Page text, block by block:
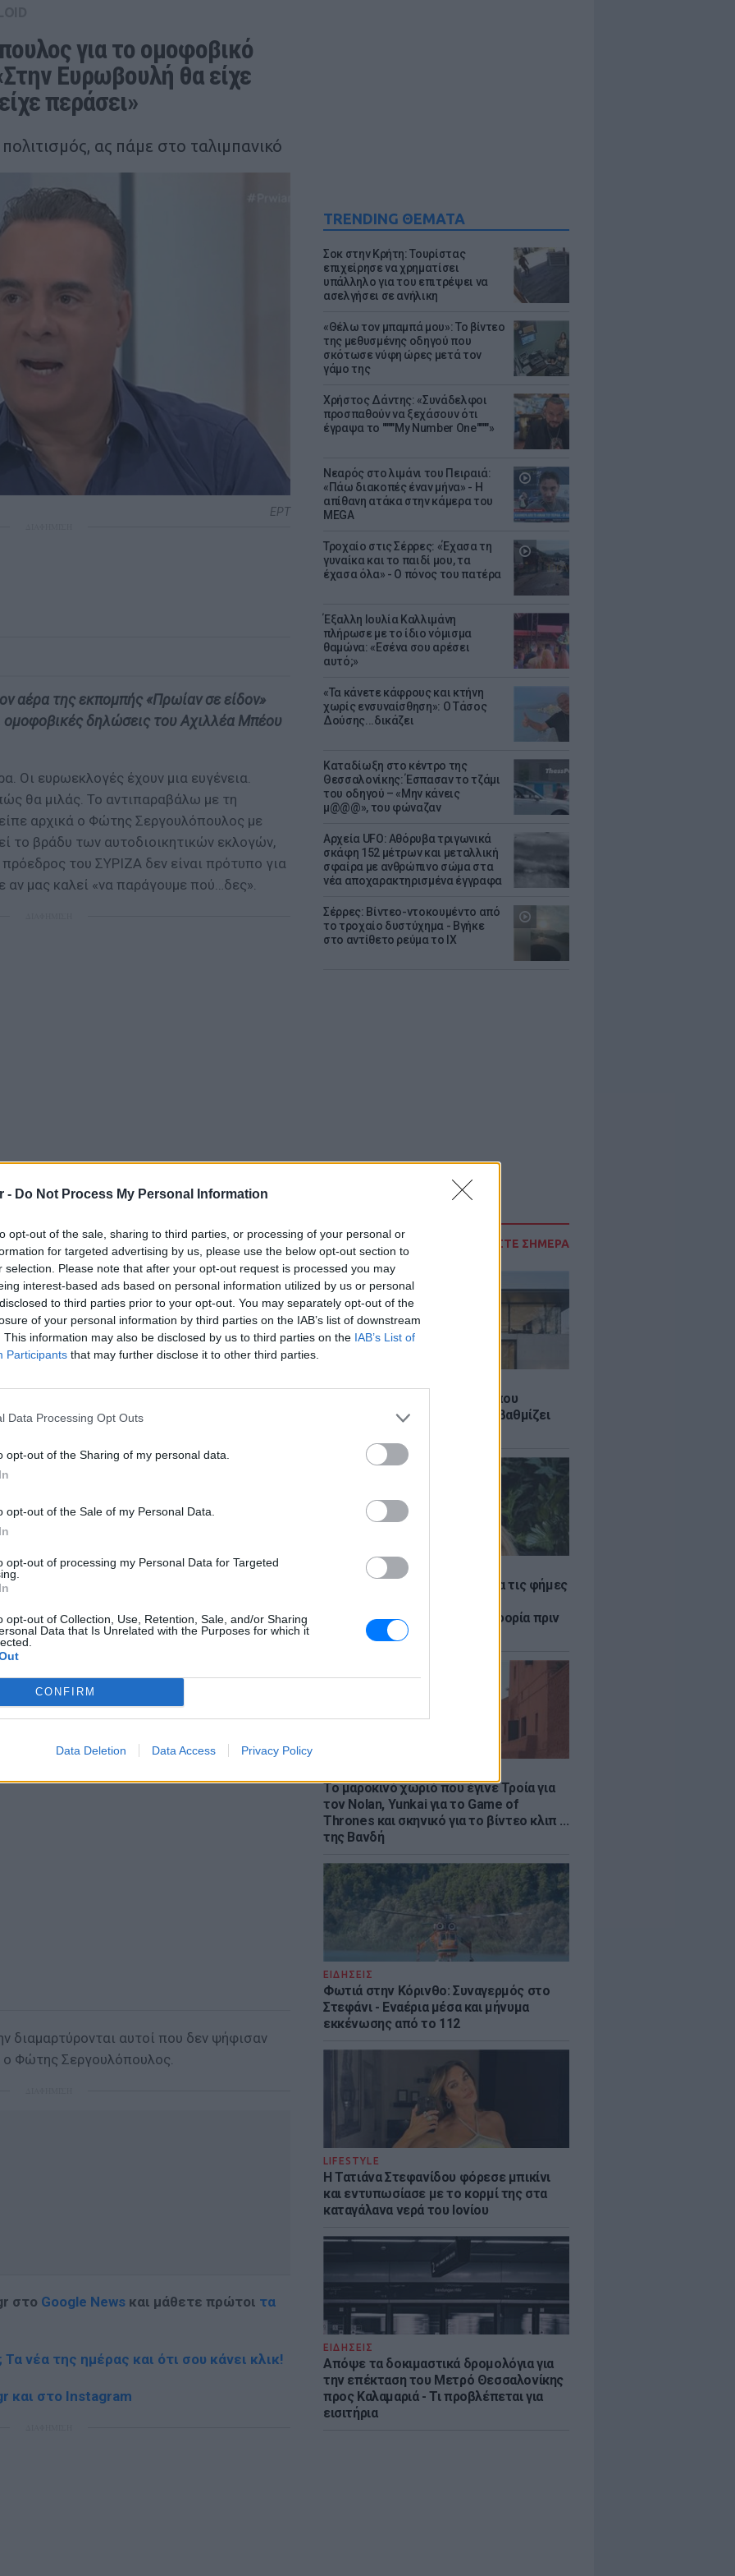
- Do Not Process My Personal Information
opt-out of the sale, sharing to third parties, or processing of your personal or
for targeted advertising by us, please use the below opt-out section to
selection. Please note that after your opt-out request is processed you may
interest-based ads based on personal information utilized by us or personal
to third parties prior to your opt-out. You may separately opt-out of the
of your personal information by third parties on the IAB’s list of downstream
This information may also be disclosed by us to third parties on the IAB’s List of
Participants that may further disclose it to other third parties.
Data Processing Opt Outs
opt-out of the Sharing of my personal data.
opt-out of the Sale of my Personal Data.
opt-out of processing my Personal Data for Targeted
opt-out of Collection, Use, Retention, Sale, and/or Sharing
Data that Is Unrelated with the Purposes for which it
CONFIRM
Data Deletion Data Access Privacy Policy
TRENDING ΘΕΜΑΤΑ
Σοκ στην Κρήτη: Τουρίστας
επιχείρησε να χρηματίσει
υπάλληλο για του επιτρέψει να
ασελγήσει σε ανήλικη
«Θέλω τον μπαμπά μου»: Το βίντεο
της μεθυσμένης οδηγού που
σκότωσε νύφη ώρες μετά τον
γάμο της
Χρήστος Δάντης: «Συνάδελφοι
προσπαθούν να ξεχάσουν ότι
έγραψα το """"My Number One""""»
Νεαρός στο λιμάνι του Πειραιά:
«Πάω διακοπές έναν μήνα» - Η
απίθανη ατάκα στην κάμερα του
MEGA
Τροχαίο στις Σέρρες: «Έχασα τη
γυναίκα και το παιδί μου, τα
έχασα όλα» - Ο πόνος του πατέρα
Έξαλλη Ιουλία Καλλιμάνη
πλήρωσε με το ίδιο νόμισμα
θαμώνα: «Εσένα σου αρέσει
αυτό;»
«Τα κάνετε κάφρους και κτήνη
χωρίς ενσυναίσθηση»: Ο Τάσος
Δούσης...δικάζει
Καταδίωξη στο κέντρο της
Θεσσαλονίκης: Έσπασαν το τζάμι
του οδηγού – «Μην κάνεις
μ@@@», του φώναζαν
Αρχεία UFO: Αθόρυβα τριγωνικά
σκάφη 152 μέτρων και μεταλλική
σφαίρα με ανθρώπινο σώμα στα
νέα αποχαρακτηρισμένα έγγραφα
Σέρρες: Βίντεο-ντοκουμέντο από
το τροχαίο δυστύχημα - Βγήκε
στο αντίθετο ρεύμα το ΙΧ
ΔΙΑΒΑΣΤΕ ΣΗΜΕΡΑ
Θερμοπλαστική: Καινοτομία που
εξοικονομεί ενέργεια και αναβαθμίζει
LIFESTYLE
Η Ελένη Βουλγαράκη ξεσπά για τις φήμες
«Διασταυρώστε καμία πληροφορία πριν
εκτοξεύσετε τη βλακεία σας»
Το μαροκινό χωριό που έγινε Τροία για
τον Nolan, Yunkai για το Game of
Thrones και σκηνικό για το βίντεο κλιπ ...
της Βανδή
ΕΙΔΗΣΕΙΣ
Φωτιά στην Κόρινθο: Συναγερμός στο
Στεφάνι - Εναέρια μέσα και μήνυμα
εκκένωσης από το 112
LIFESTYLE
Η Τατιάνα Στεφανίδου φόρεσε μπικίνι
και εντυπωσίασε με το κορμί της στα
καταγάλανα νερά του Ιονίου
ΕΙΔΗΣΕΙΣ
Απόψε τα δοκιμαστικά δρομολόγια για
την επέκταση του Μετρό Θεσσαλονίκης
προς Καλαμαριά - Τι προβλέπεται για
εισιτήρια
για το ομοφοβικό
Ευρωβουλή θα είχε
περάσει»
ας πάμε στο ταλιμπανικό
ΕΡΤ
αέρα της εκπομπής «Πρωίαν σε είδον»
ομοφοβικές δηλώσεις του Αχιλλέα Μπέου
Οι ευρωεκλογές έχουν μια ευγένεια.
θα μιλάς. Το αντιπαραβάλω με τη
αρχικά ο Φώτης Σεργουλόπουλος με
το βράδυ των αυτοδιοικητικών εκλογών,
του ΣΥΡΙΖΑ δεν είναι πρότυπο για
αν μας καλεί «να παράγουμε πού…δες».
δεν θα είχε περάσει. Εάν δεν μας
Δύση, γιατί ανήκουμε στη Δύση, ας πάμε
εδώ, όσοι θέλουν να μείνουν εδώ»,
υπενθυμίζοντας το αυτονόητο.
περίπτωση του Αχιλλέα Μπέου ο
παραγγελία στην Εισαγγελία
ομοφοβικές δηλώσεις του δημάρχου
όπως η υποκίνηση μίσους κατά
αν η δήλωση αυτή ήταν πρόσφορη να
βία σε βάρος των ομοφυλόφιλων.
το 55,2% των ψήφων των δημοτών Βόλου
Νικόλαο Παπαπέτρου με 38,19%. Η
εκλογές στο Βόλο έφτασε το 54,06%. Οι
εκείνους, οι μισοί ψήφισαν τον Μπέο.
ΔΙΑΦΗΜΙΣΗ
διαμαρτύρονται αυτοί που δεν ψήφισαν
ο Φώτης Σεργουλόπουλος.
στο Google News και μάθετε πρώτοι τα
νέα της ημέρας και ότι σου κάνει κλικ!
και στο Instagram